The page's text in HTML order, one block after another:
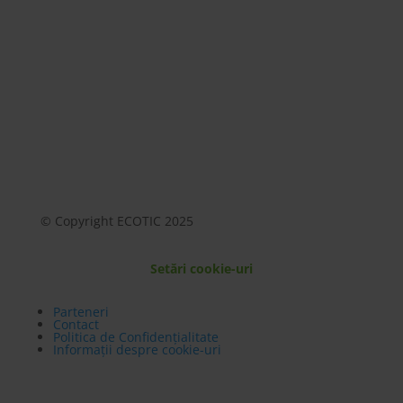
© Copyright ECOTIC 2025
Setări cookie-uri
Parteneri
Contact
Politica de Confidențialitate
Informații despre cookie-uri